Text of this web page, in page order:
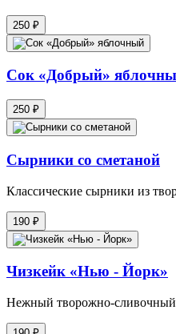
250 ₽
Сок «Добрый»
250 ₽
Сырники со сметаной
Классические сырники из
190 ₽
Чизкейк «Нью - Йорк»
Нежный творожно-сливочный